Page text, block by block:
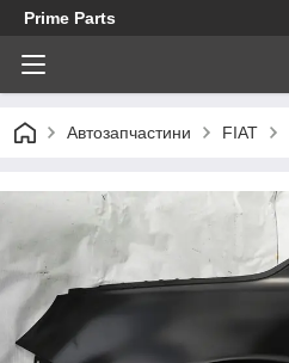
Prime Parts
Автозапчастини FIAT